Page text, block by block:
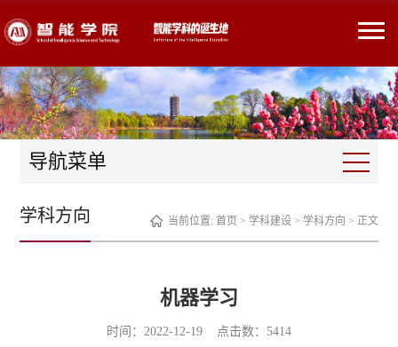
导航菜单
当前位置: 首页 > 学科建设> 学科方向 > 正文
学科方向
机器学习
时间：2022-12-19 点击数： 5414